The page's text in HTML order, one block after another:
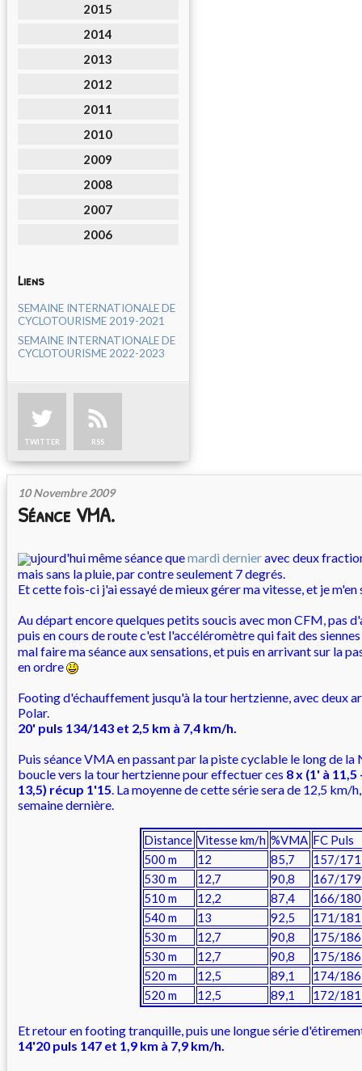
2015
2014
2013
2012
2011
2010
2009
2008
2007
2006
Liens
SEMAINE INTERNATIONALE DE
CYCLOTOURISME 2019-2021
SEMAINE INTERNATIONALE DE
CYCLOTOURISME 2022-2023
TWITTER RSS
10 Novembre 2009
Séance VMA.
ujourd'hui même séance quemardi dernieravec deux
mais sans la pluie, par contre seulement 7 degrés.
Et cette fois-ci j'ai essayé de mieux gérer ma vitesse, et je
Au départ encore quelques petits soucis avec mon CFM, pas
puis en cours de route c'est l'accéléromètre qui fait des siennes
mal faire ma séance aux sensations, et puis en arrivant sur la
en ordre
Footing d'échauffement jusqu'à la tour hertzienne, avec deux
Polar.
20' puls 134/143 et 2,5 km à 7,4 km/h.
Puis séance VMA en passant par la piste cyclable le long de la
boucle vers la tour hertzienne pour effectuer ces 8 x (1' à 11,5
13,5) récup 1'15. La moyenne de cette série sera de 12,5 km/
semaine dernière.
Distance Vitesse km/h %VMA FC Puls
500 m
12 85,7
157/171
530 m
12,7 90,8
167/179
510 m
12,2 87,4
166/180
540 m
13 92,5
171/181
530 m
12,7 90,8
175/186
530 m
12,7 90,8
175/186
520 m
12,5 89,1
174/186
520 m
12,5 89,1 172/181
Et retour en footing tranquille, puis une longue série
14'20 puls 147 et 1,9 km à 7,9 km/h.